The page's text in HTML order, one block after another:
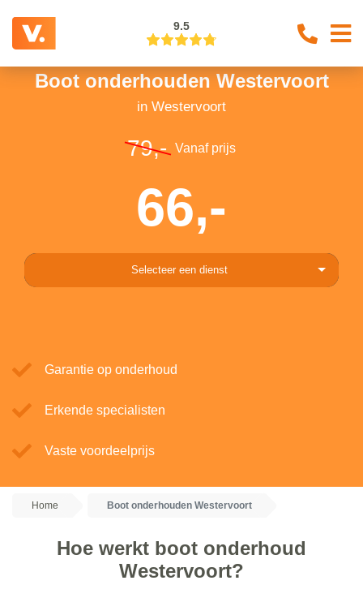
9.5
Boot onderhouden Westervoort
in Westervoort
79,- Vanaf prijs
66,-
Selecteer een dienst
Garantie op onderhoud
Erkende specialisten
Vaste voordeelprijs
Home Boot onderhouden Westervoort
Hoe werkt boot onderhoud
Westervoort?